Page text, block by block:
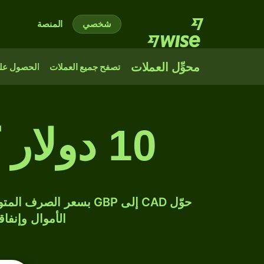
شخصي المنصة
محوِّل العملات تصفح جميع العملات الحصول
10 دولار كندي إلى جنيه إسترليني
الأموال